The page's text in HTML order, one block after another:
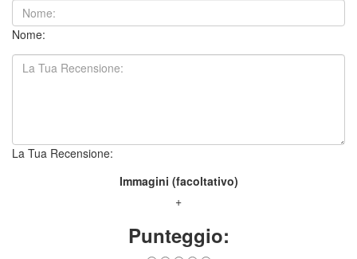
Nome:
La Tua Recensione:
Immagini (facoltativo)
+
Punteggio: